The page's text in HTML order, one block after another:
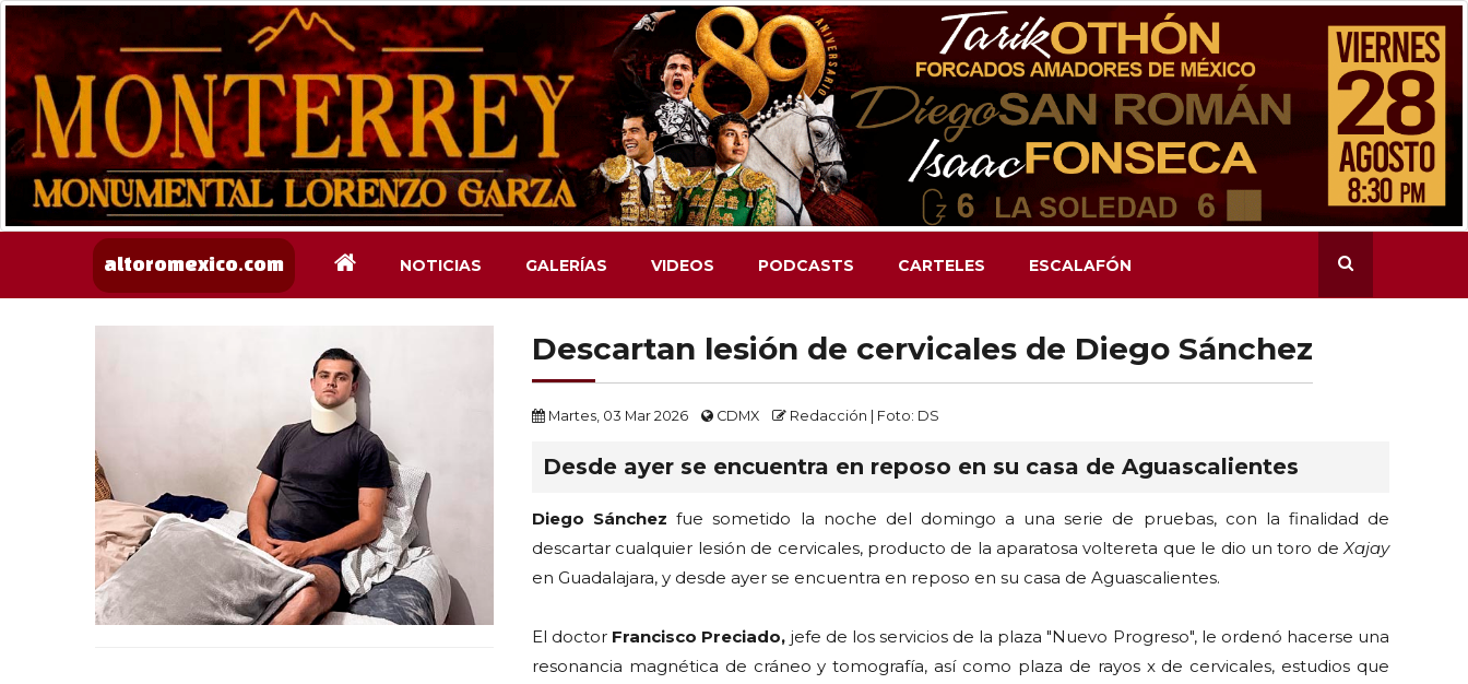
altoromexico.com NOTICIAS GALERÍAS VIDEOS PODCASTS CARTELES ESCALAFÓN
Descartan lesión de cervicales de Diego Sánchez
Martes, 03 Mar 2026 CDMX Redacción | Foto: DS
Desde ayer se encuentra en reposo en su casa de Aguascalientes
Diego Sánchez fue sometido la noche del domingo a una serie de pruebas, con la finalidad de
descartar cualquier lesión de cervicales, producto de la aparatosa voltereta que le dio un toro deXajay
en Guadalajara, y desde ayer se encuentra en reposo en su casa de Aguascalientes.
El doctor Francisco Preciado, jefe de los servicios de la plaza "Nuevo Progreso", le ordenó hacerse una
resonancia magnética de cráneo y tomografía, así como plaza de rayos x de cervicales, estudios que